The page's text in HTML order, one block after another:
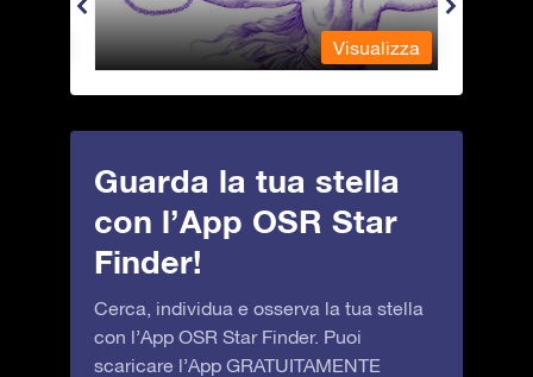
Visualizza
Guarda la tua stella
con l’App OSR Star
Finder!
Cerca, individua e osserva la tua stella
con l’App OSR Star Finder. Puoi
scaricare l’App GRATUITAMENTE